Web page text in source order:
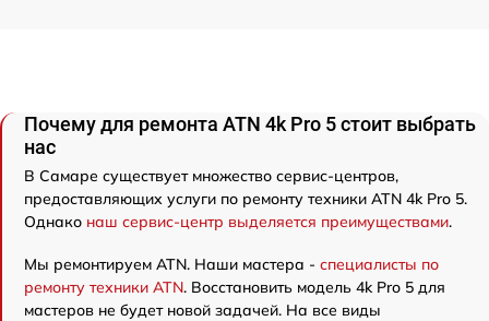
Почему для ремонта ATN 4k Pro 5 стоит выбрать
нас
В Самаре существует множество сервис-центров,
предоставляющих услуги по ремонту техники ATN 4k Pro 5.
Однако наш сервис-центр выделяется преимуществами.
Мы ремонтируем ATN. Наши мастера - специалисты по
ремонту техники ATN. Восстановить модель 4k Pro 5 для
мастеров не будет новой задачей. На все виды